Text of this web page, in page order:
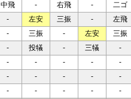
中飛 - 右飛 - 二ゴ
- 左安 三振 - 左飛
- 三振 - 左安 三振
- 投犠 - 三犠 -
- - - - -
- - - - -
- - - - -